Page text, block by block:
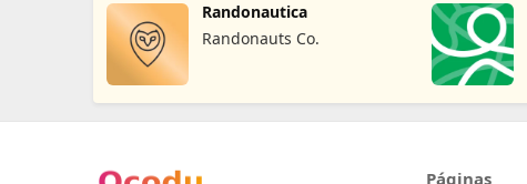
Randonautica
Randonauts Co.
Páginas